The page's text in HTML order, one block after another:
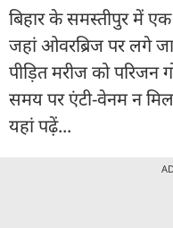
बिहार के समस्तीपुर में
जहां ओवरब्रिज पर लगे
पीड़ित मरीज को
समय पर एंटी-वेनम न मिलने
यहां पढ़ें...